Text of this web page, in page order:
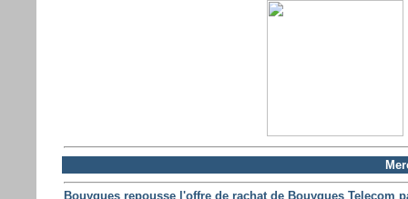
Bouygues repousse l'offre de rachat de Bouygues Telecom